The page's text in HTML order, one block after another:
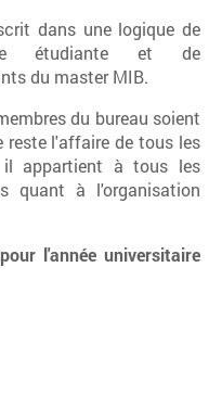
dans une logique de
étudiante et de
du master MIB.
du bureau soient
reste l'affaire de tous les
appartient à tous les
quant à l'organisation
l'année universitaire